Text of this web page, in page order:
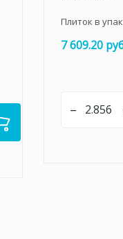
Плиток в
7 609.20
–